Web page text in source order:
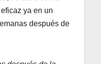
ya en un
después de